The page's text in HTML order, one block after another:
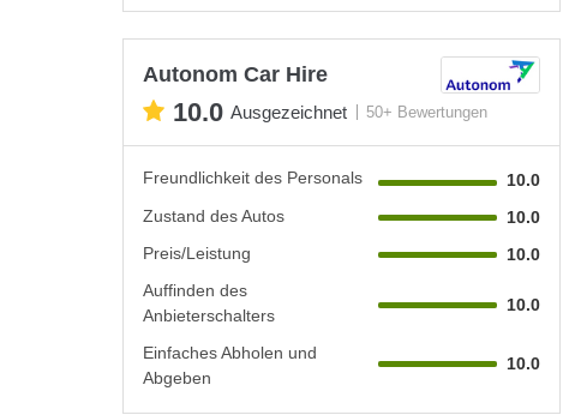
Autonom Car Hire
10.0 Ausgezeichnet 50+ Bewertungen
Freundlichkeit des Personals
10.0
Zustand des Autos
10.0
Preis/Leistung
10.0
Auffinden des
Anbieterschalters
10.0
Einfaches Abholen und
Abgeben
10.0